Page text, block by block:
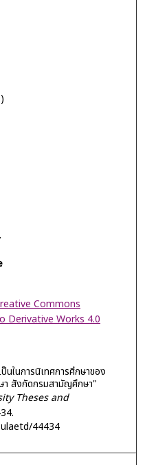
Commons
Derivative Works 4.0
ในการนิเทศการศึกษาของ
า สังกัดกรมสามัญศึกษา"
Theses and
44434